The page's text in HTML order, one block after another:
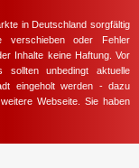
in Deutschland sorgfältig
verschieben oder Fehler
Inhalte keine Haftung. Vor
unbedingt aktuelle
eingeholt werden - dazu
Webseite. Sie haben